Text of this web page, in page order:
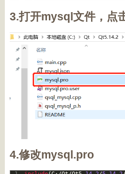
3.打开mysql文件，点
4.修改mysql.pro